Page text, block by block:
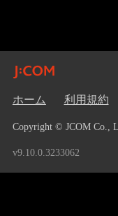
ホーム 利用規約
Copyright © JCOM Co.,
v9.10.0.3233062